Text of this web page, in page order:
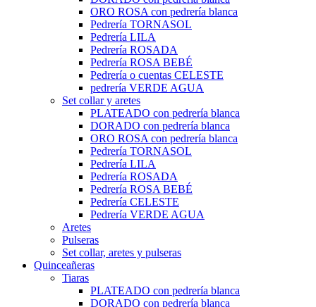
ORO ROSA con pedrería blanca
Pedrería TORNASOL
Pedrería LILA
Pedrería ROSADA
Pedrería ROSA BEBÉ
Pedrería o cuentas CELESTE
pedrería VERDE AGUA
Set collar y aretes
PLATEADO con pedrería blanca
DORADO con pedrería blanca
ORO ROSA con pedrería blanca
Pedrería TORNASOL
Pedrería LILA
Pedrería ROSADA
Pedrería ROSA BEBÉ
Pedrería CELESTE
Pedrería VERDE AGUA
Aretes
Pulseras
Set collar, aretes y pulseras
Quinceañeras
Tiaras
PLATEADO con pedrería blanca
DORADO con pedrería blanca